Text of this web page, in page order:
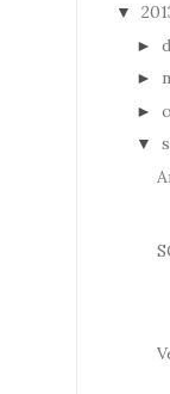
▼
►
►
►
▼